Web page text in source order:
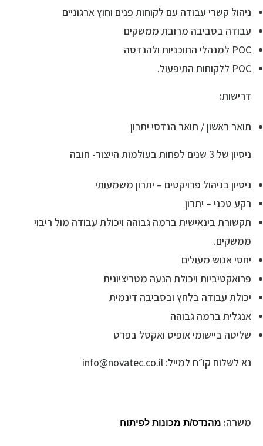
ניהול קשרי עבודה עם לקוחות פנים וחוץ ארגוניים
עבודה בסביבה מרובת ממשקים
POC למנהלי התוכניות ולהנדסה
POC ללקוחות התיפעול.
דרישות:
תואר ראשון / תואר הנדסי יתרון
ניסיון של 3 שנים לפחות בעולמות הייצור- חובה
ניסיון בניהול פרויקטים – יתרון משמעותי
רקע טכני – יתרון
תקשורת בינאישית ברמה גבוהה ויכולת עבודה מול ריבוי
ממשקים.
יחסי אנוש מעולים
פרואקטיביות ויכולת הנעה מטריציונית
יכולת עבודה בלחץ ובסביבה דינמית
אנגלית ברמה גבוהה
שליטה ביישומי אופיס ואקסל בפרט
נא לשלוח קו״ח למייל: info@novatec.co.il
משרה: מהנדס/ת מכונות לפיתוח